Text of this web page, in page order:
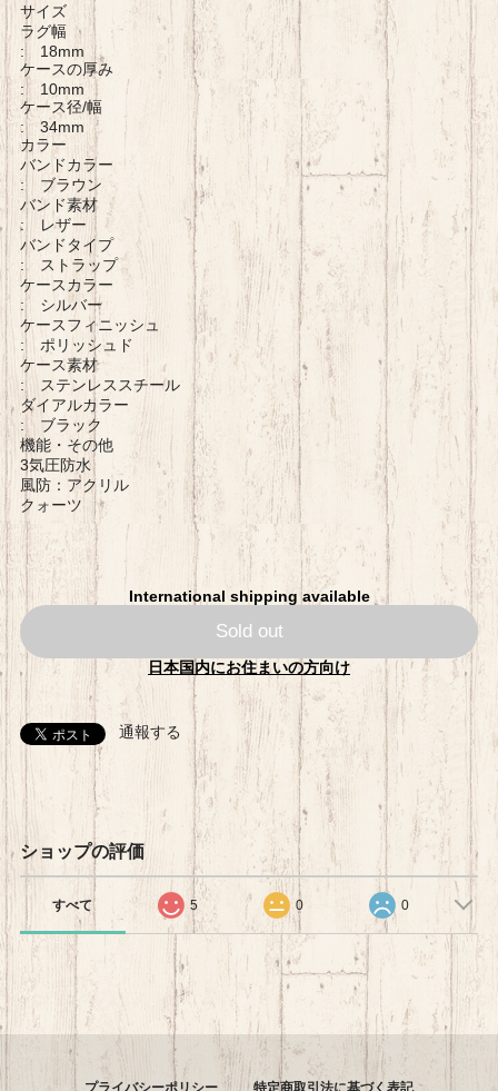
サイズ
ラグ幅
: 18mm
ケースの厚み
: 10mm
ケース径/幅
: 34mm
カラー
バンドカラー
: ブラウン
バンド素材
: レザー
バンドタイプ
: ストラップ
ケースカラー
: シルバー
ケースフィニッシュ
: ポリッシュド
ケース素材
: ステンレススチール
ダイアルカラー
: ブラック
機能・その他
3気圧防水
風防：アクリル
クォーツ
International shipping available
Sold out
日本国内にお住まいの方向け
通報する
ショップの評価
すべて 5 0 0
プライバシーポリシー 特定商取引法に基づく表記